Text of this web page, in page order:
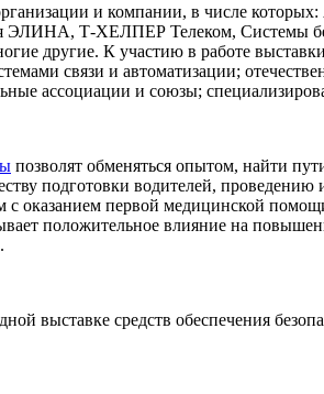
и компании, в числе
Т-ХЕЛПЕР Телеком, Системы
К участию в работе выставки
связи и автоматизации;
ассоциации и союзы;
позволят обменяться опытом, найти
подготовки водителей,
оказанием первой медицинской
положительное влияние на
выставке средств обеспечения